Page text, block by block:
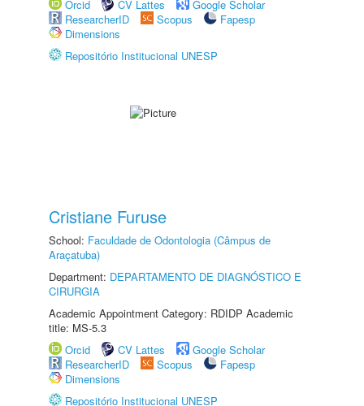
Orcid
CV Lattes
Google Scholar
ResearcherID
Scopus
Fapesp
Dimensions
Repositório Institucional UNESP
Cristiane Furuse
School: Faculdade de Odontologia (Câmpus de
Araçatuba)
Department: DEPARTAMENTO DE DIAGNÓSTICO E
CIRURGIA
Academic Appointment Category: RDIDP Academic
title: MS-5.3
Orcid
CV Lattes
Google Scholar
ResearcherID
Scopus
Fapesp
Dimensions
Repositório Institucional UNESP